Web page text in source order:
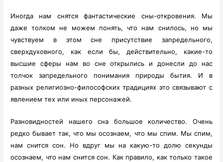
Иногда нам снятся фантастические сны-откровения. Мы
даже толком не можем понять, что нам снилось, но мы
чувствуем в этом сне присутствие запредельного,
сверхдуховного, как если бы, действительно, какие-то
высшие сферы нам во сне открылись и донесли до нас
толчок запредельного понимания природы бытия. И в
разных религиозно-философских традициях это связывают с
явлением тех или иных персонажей.
Разновидностей нашего сна большое количество. Очень
редко бывает так, что мы осознаем, что мы спим. Мы спим,
нам снится сон. Но вдруг мы на какую-то долю секунды
осознаем, что нам снится сон. Как правило, как только такое